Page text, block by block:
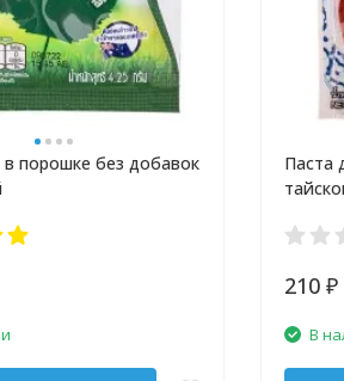
порошке без добавок
Паста
210₽
В